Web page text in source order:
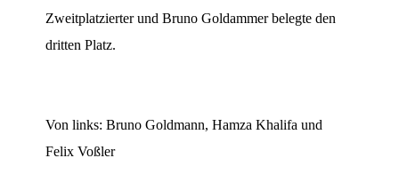
Zweitplatzierter und Bruno Goldammer belegte den
dritten Platz.
Von links: Bruno Goldmann, Hamza Khalifa und
Felix Voßler